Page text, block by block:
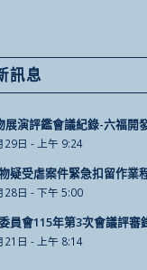
訊息
展演評鑑會議紀錄-六福開
29日 - 上午 9:24
疑受虐案件緊急扣留作業
28日 - 下午 5:00
員會115年第3次會議評審
21日 - 上午 8:14